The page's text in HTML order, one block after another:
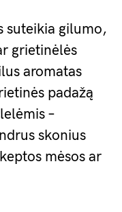
suteikia gilumo,
grietinėlės
aromatas
padažą
–
skonius
mėsos ar